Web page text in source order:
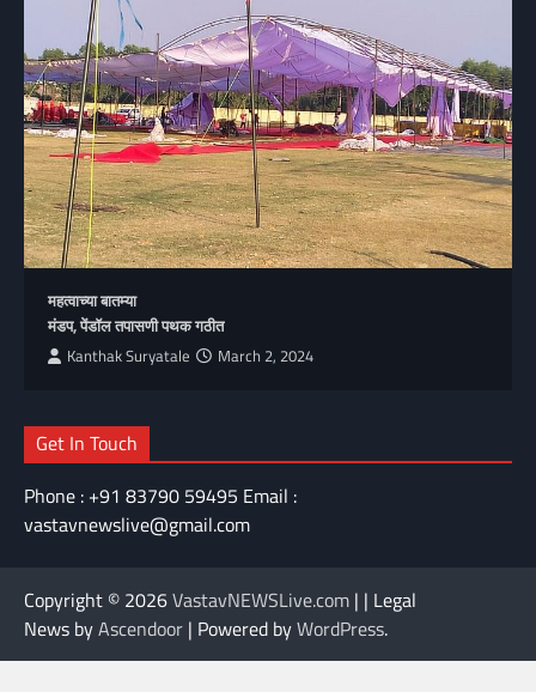
महत्वाच्या बातम्या
मंडप, पेंडॉल तपासणी पथक गठीत
Kanthak Suryatale March 2, 2024
Get In Touch
Phone : +91 83790 59495 Email :
vastavnewslive@gmail.com
Copyright © 2026VastavNEWSLive.com | | Legal
News byAscendoor | Powered byWordPress.